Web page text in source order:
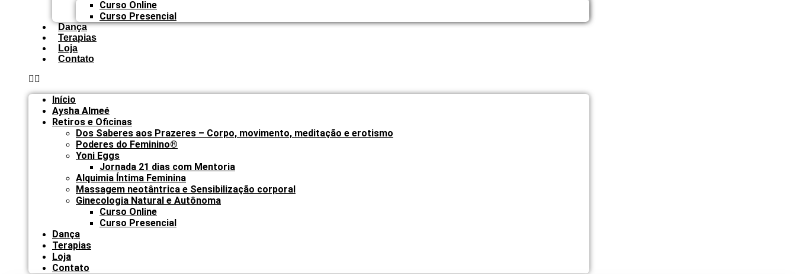
Curso Online
Curso Presencial
Dança
Terapias
Loja
Contato
Início
Aysha Almeé
Retiros e Oficinas
Dos Saberes aos Prazeres – Corpo, movimento, meditação e erotismo
Poderes do Feminino®
Yoni Eggs
Jornada 21 dias com Mentoria
Alquimia Íntima Feminina
Massagem neotântrica e Sensibilização corporal
Ginecologia Natural e Autônoma
Curso Online
Curso Presencial
Dança
Terapias
Loja
Contato